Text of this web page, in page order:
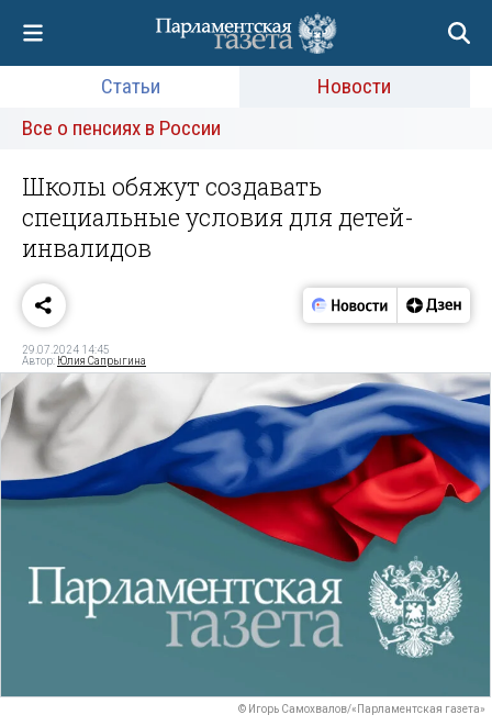
Статьи
Новости
Все о пенсиях в России
Школы обяжут создавать
специальные условия для детей-
инвалидов
29.07.2024 14:45
Автор: Юлия Сапрыгина
© Игорь Самохвалов/«Парламентская газета»